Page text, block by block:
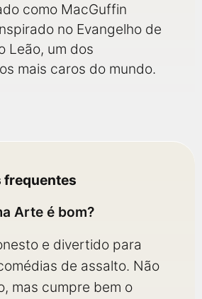
como MacGuffin
no Evangelho de
Leão, um dos
mais caros do mundo.
frequentes
Arte é bom?
e divertido para
de assalto. Não
mas cumpre bem o